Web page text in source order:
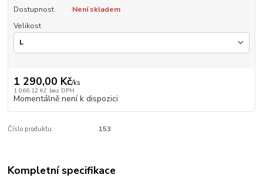
Dostupnost
Není skladem
Velikost
1 290,00 Kč/ks
1 066,12 Kč bez DPH
Momentálně není k dispozici
Číslo produktu: 153
Kompletní specifikace